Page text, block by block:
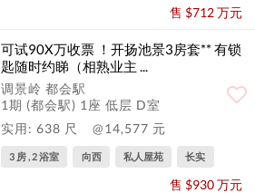
售 $712 万元
可试90X万收票 ！开扬池景3房套** 有锁
匙随时约睇（相熟业主 ...
调景岭 都会駅
1期 (都会駅) 1座 低层 D室
实用: 638 尺
@14,577 元
3 房 , 2 浴室 向西 私人屋苑 长实
售 $930 万元